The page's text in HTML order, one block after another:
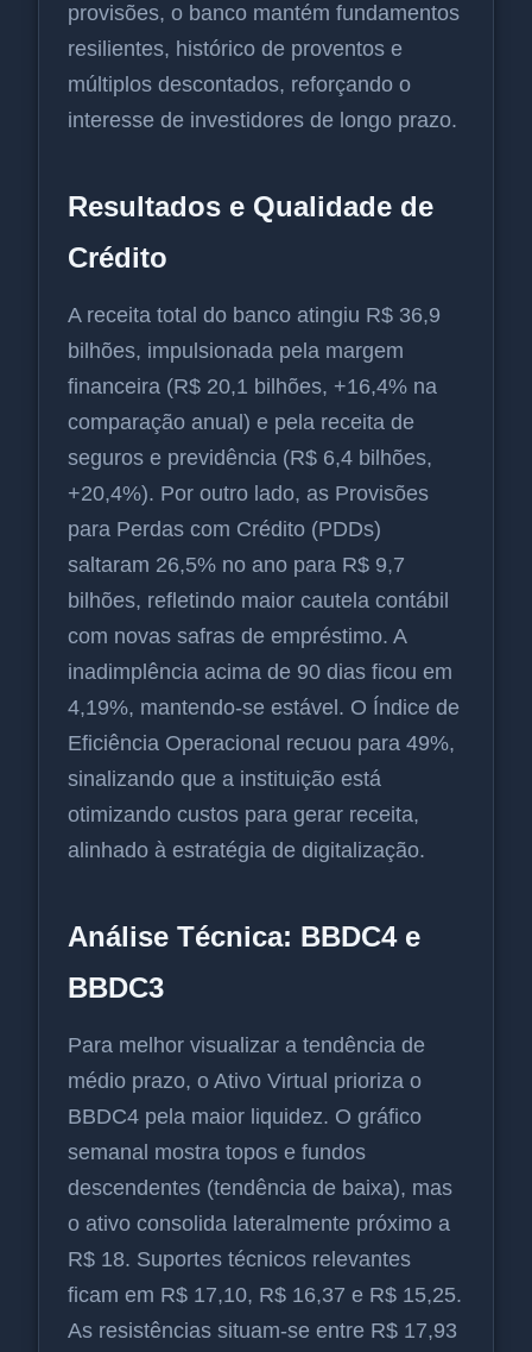
provisões, o banco mantém fundamentos
resilientes, histórico de proventos e
múltiplos descontados, reforçando o
interesse de investidores de longo prazo.
Resultados e Qualidade de
Crédito
A receita total do banco atingiu R$ 36,9
bilhões, impulsionada pela margem
financeira (R$ 20,1 bilhões, +16,4% na
comparação anual) e pela receita de
seguros e previdência (R$ 6,4 bilhões,
+20,4%). Por outro lado, as Provisões
para Perdas com Crédito (PDDs)
saltaram 26,5% no ano para R$ 9,7
bilhões, refletindo maior cautela contábil
com novas safras de empréstimo. A
inadimplência acima de 90 dias ficou em
4,19%, mantendo-se estável. O Índice de
Eficiência Operacional recuou para 49%,
sinalizando que a instituição está
otimizando custos para gerar receita,
alinhado à estratégia de digitalização.
Análise Técnica: BBDC4 e
BBDC3
Para melhor visualizar a tendência de
médio prazo, o Ativo Virtual prioriza o
BBDC4 pela maior liquidez. O gráfico
semanal mostra topos e fundos
descendentes (tendência de baixa), mas
o ativo consolida lateralmente próximo a
R$ 18. Suportes técnicos relevantes
ficam em R$ 17,10, R$ 16,37 e R$ 15,25.
As resistências situam-se entre R$ 17,93